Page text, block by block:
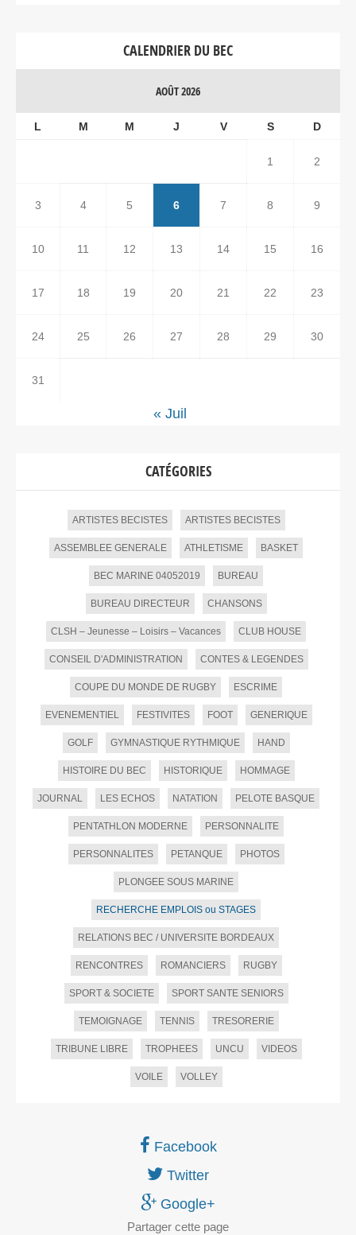
CALENDRIER DU BEC
AOÛT 2026
L M M J V S D
1 2
3 4 5 6 7 8 9
10 11 12 13 14 15 16
17 18 19 20 21 22 23
24 25 26 27 28 29 30
31
« Juil
CATÉGORIES
ARTISTES BECISTES ARTISTES BECISTES
ASSEMBLEE GENERALE ATHLETISME BASKET
BEC MARINE 04052019 BUREAU
BUREAU DIRECTEUR CHANSONS
CLSH – Jeunesse – Loisirs – Vacances CLUB HOUSE
CONSEIL D'ADMINISTRATION CONTES & LEGENDES
COUPE DU MONDE DE RUGBY ESCRIME
EVENEMENTIEL FESTIVITES FOOT GENERIQUE
GOLF GYMNASTIQUE RYTHMIQUE HAND
HISTOIRE DU BEC HISTORIQUE HOMMAGE
JOURNAL LES ECHOS NATATION PELOTE BASQUE
PENTATHLON MODERNE PERSONNALITE
PERSONNALITES PETANQUE PHOTOS
PLONGEE SOUS MARINE
RECHERCHE EMPLOIS ou STAGES
RELATIONS BEC / UNIVERSITE BORDEAUX
RENCONTRES ROMANCIERS RUGBY
SPORT & SOCIETE SPORT SANTE SENIORS
TEMOIGNAGE TENNIS TRESORERIE
TRIBUNE LIBRE TROPHEES UNCU VIDEOS
VOILE VOLLEY
Facebook
Twitter
Google+
Partager cette page